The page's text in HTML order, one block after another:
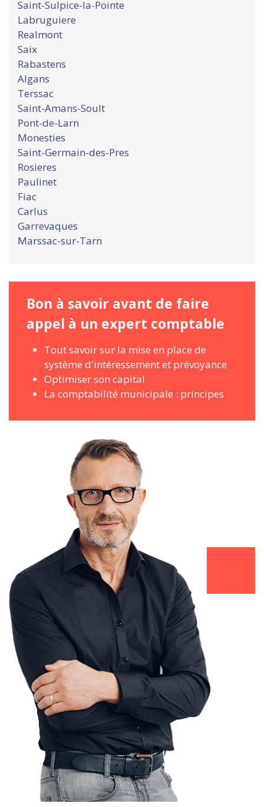
Saint-Sulpice-la-Pointe
Labruguiere
Realmont
Saix
Rabastens
Algans
Terssac
Saint-Amans-Soult
Pont-de-Larn
Monesties
Saint-Germain-des-Pres
Rosieres
Paulinet
Fiac
Carlus
Garrevaques
Marssac-sur-Tarn
Bon à savoir avant de faire
appel à un expert comptable
Tout savoir sur la mise en place de
système d'intéressement et prévoyance
Optimiser son capital
La comptabilité municipale : principes